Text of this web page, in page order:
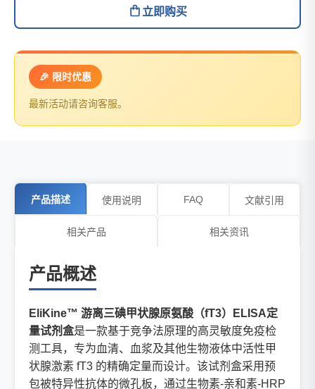
立即购买
🎉 限时优惠
最新活动请咨询客服。
产品描述 使用说明 FAQ 文献引用
相关产品 相关资讯
产品概述
EliKine™ 游离三碘甲状腺原氨酸（fT3）ELISA定
量试剂盒是一款基于竞争法原理的高灵敏度免疫检
测工具，专为血清、血浆及其他生物液体中活性甲
状腺激素 fT3 的精确定量而设计。该试剂盒采用预
包被特异性抗体的微孔板，通过生物素-亲和素-HRP